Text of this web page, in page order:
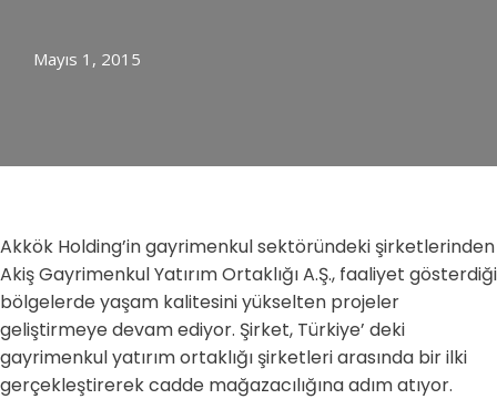
Mayıs 1, 2015
Akkök Holding’in gayrimenkul sektöründeki şirketlerinden
Akiş Gayrimenkul Yatırım Ortaklığı A.Ş., faaliyet gösterdiği
bölgelerde yaşam kalitesini yükselten projeler
geliştirmeye devam ediyor. Şirket, Türkiye’ deki
gayrimenkul yatırım ortaklığı şirketleri arasında bir ilki
gerçekleştirerek cadde mağazacılığına adım atıyor.